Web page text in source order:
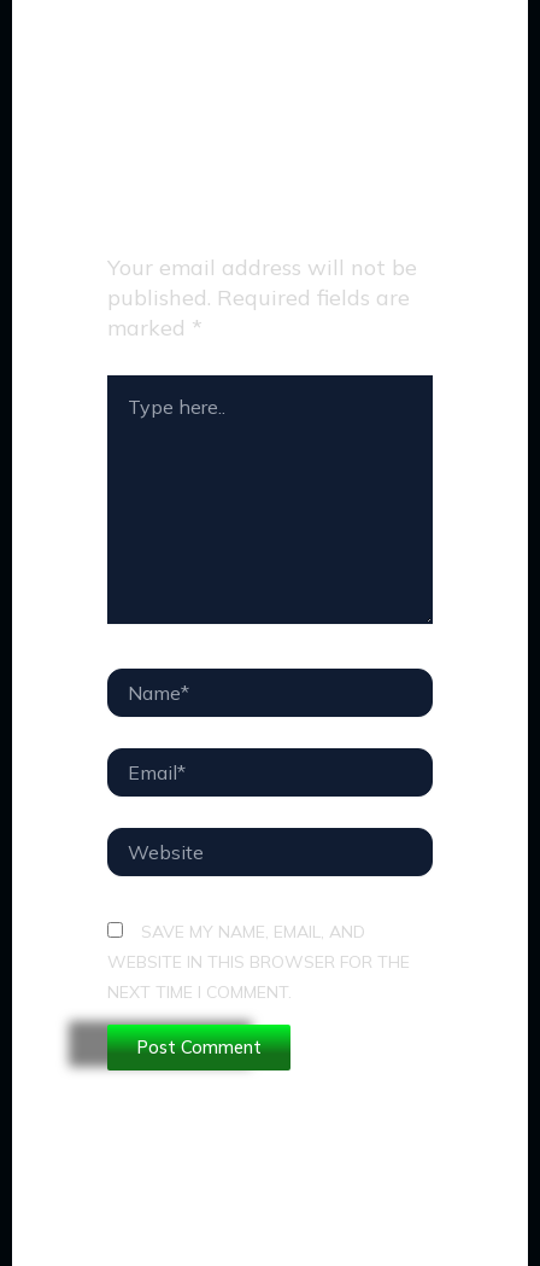
Your email address will not be
published. Required fields are
marked *
HERE..
NAME*
EMAIL*
WEBSITE
SAVE MY NAME, EMAIL, AND
WEBSITE IN THIS BROWSER FOR THE
NEXT TIME I COMMENT.